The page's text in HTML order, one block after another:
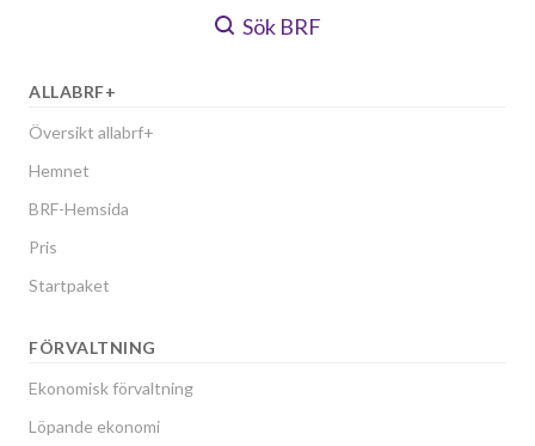
Sök BRF
ALLABRF+
Översikt allabrf+
Hemnet
BRF-Hemsida
Pris
Startpaket
FÖRVALTNING
Ekonomisk förvaltning
Löpande ekonomi